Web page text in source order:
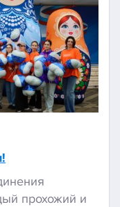
прохожий и